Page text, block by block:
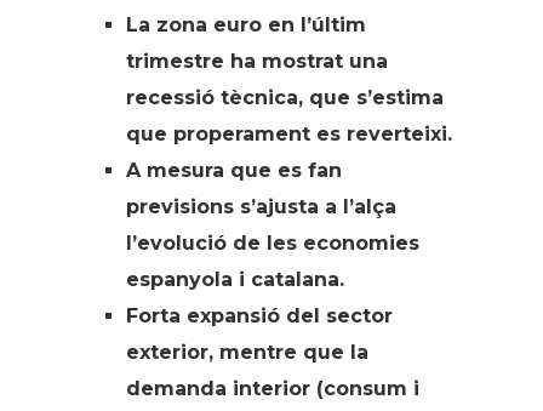
La zona euro en l’últim
trimestre ha mostrat una
recessió tècnica, que s’estima
que properament es reverteixi.
A mesura que es fan
previsions s’ajusta a l’alça
l’evolució de les economies
espanyola i catalana.
Forta expansió del sector
exterior, mentre que la
demanda interior (consum i